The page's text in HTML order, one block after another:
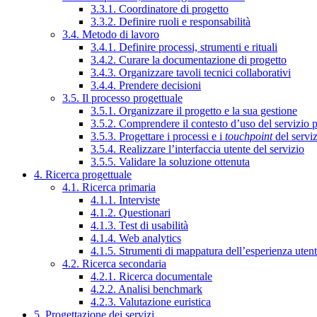
3.3.1. Coordinatore di progetto
3.3.2. Definire ruoli e responsabilità
3.4. Metodo di lavoro
3.4.1. Definire processi, strumenti e rituali
3.4.2. Curare la documentazione di progetto
3.4.3. Organizzare tavoli tecnici collaborativi
3.4.4. Prendere decisioni
3.5. Il processo progettuale
3.5.1. Organizzare il progetto e la sua gestione
3.5.2. Comprendere il contesto d’uso del servizio
3.5.3. Progettare i processi e i touchpointdel
3.5.4. Realizzare l’interfaccia utente del servizio
3.5.5. Validare la soluzione ottenuta
4. Ricerca progettuale
4.1. Ricerca primaria
4.1.1. Interviste
4.1.2. Questionari
4.1.3. Test di usabilità
4.1.4. Web analytics
4.1.5. Strumenti di mappatura dell’esperienza
4.2. Ricerca secondaria
4.2.1. Ricerca documentale
4.2.2. Analisi benchmark
4.2.3. Valutazione euristica
5. Progettazione dei servizi